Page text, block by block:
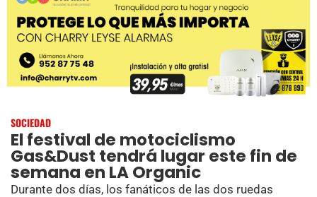
SOCIEDAD
El festival de motociclismo
Gas&Dust tendrá lugar este fin de
semana en LA Organic
Durante dos días, los fanáticos de las dos ruedas